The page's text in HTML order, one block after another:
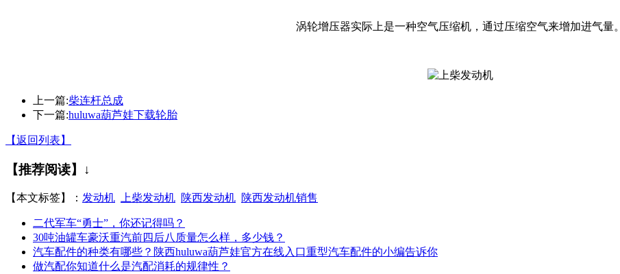
涡轮增压器实际上是一种空气压缩机，通过压缩空气来增加进气量。
上一篇:柴连杆总成
下一篇:huluwa葫芦娃下载轮胎
【返回列表】
【推荐阅读】↓
【本文标签】： 发动机 上柴发动机 陕西发动机 陕西发动机销售
二代军车“勇士”，你还记得吗？
30吨油罐车豪沃重汽前四后八质量怎么样，多少钱？
汽车配件的种类有哪些？陕西huluwa葫芦娃官方在线入口重型汽车配件的小编告诉你
做汽配你知道什么是汽配消耗的规律性？